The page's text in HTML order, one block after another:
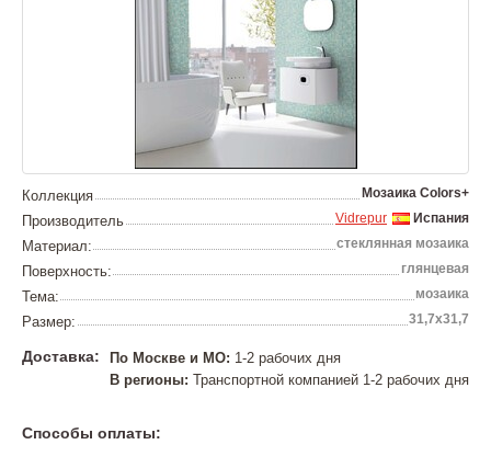
Коллекция Мозаика Colors+
Производитель Испания
Vidrepur
Материал: стеклянная мозаика
Поверхность: глянцевая
Тема: мозаика
Размер: 31,7х31,7
Доставка: По Москве и МО: 1-2 рабочих дня
В регионы: Транспортной компанией 1-2 рабочих дня
Способы оплаты: